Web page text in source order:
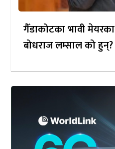
गैँडाकोटका भावी
बोधराज लम्साल को हुन्?